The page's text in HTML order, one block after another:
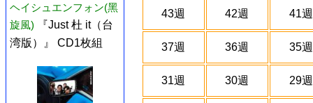
ヘイシュエンフォン(黑
旋風)
『Just 杜 it（台
湾版）』 CD1枚組
43週 42週 41週
37週 36週 35週
31週 30週 29週